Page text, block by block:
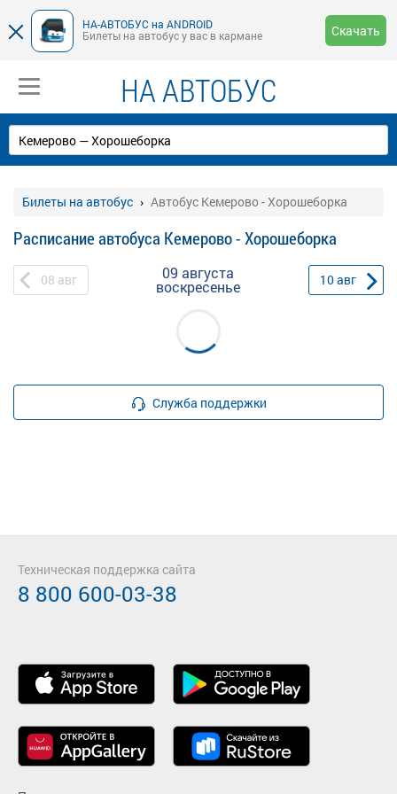
НА-АВТОБУС на ANDROID
Билеты на автобус у вас в кармане
Скачать
НА АВТОБУС
Билеты на автобус Автобус Кемерово - Хорошеборка
Расписание автобуса Кемерово - Хорошеборка
08 авг 09 августа
воскресенье 10авг
Служба поддержки
Техническая поддержка сайта
8 800 600-03-38